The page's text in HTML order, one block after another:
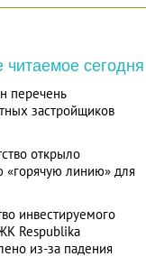
читаемое сегодня
перечень
застройщиков
открыло
«горячую линию» для
инвестируемого
Respublika
из-за падения